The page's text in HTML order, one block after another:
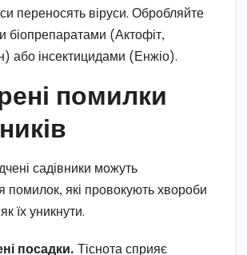
переносять віруси. Обробляйте
біопрепаратами (Актофіт,
або інсектицидами (Енжіо).
помилки
садівники можуть
помилок, які провокують хвороби
їх уникнути.
посадки. Тіснота сприяє